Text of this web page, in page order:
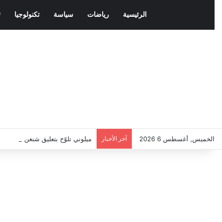
الرئيسية رياضات سياسة تكنولوجيا
الخميس, أغسطس 6 2026 آخر الأخبار ميلوني تلوّح بتعليق شنغن مع